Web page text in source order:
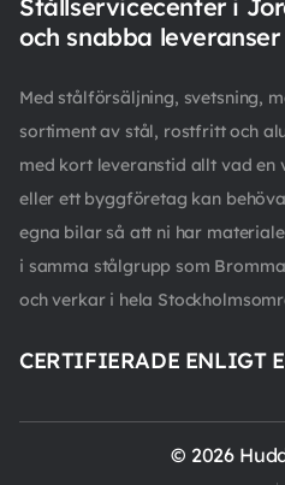
Stållservicecenter i
och snabba leveranser
Med stålförsäljning, svetsning,
sortiment av stål, rostfritt och
med kort leveranstid allt vad en
eller ett byggföretag kan
egna bilar så att ni har
i samma stålgrupp som
och verkar i hela
CERTIFIERADE ENLIGT
© 2026